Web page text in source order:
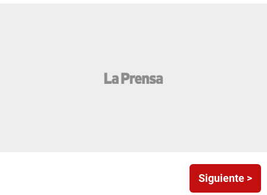
Siguiente >